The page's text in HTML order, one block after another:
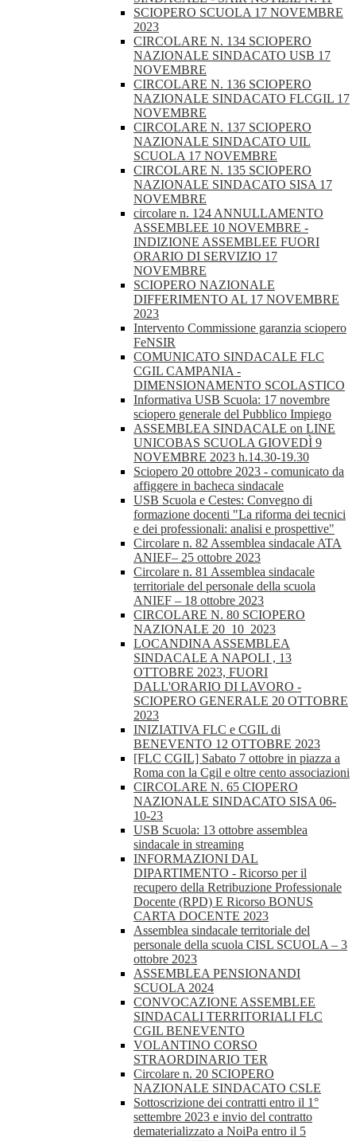
SCIOPERO SCUOLA 17 NOVEMBRE
2023
CIRCOLARE N. 134 SCIOPERO
NAZIONALE SINDACATO USB 17
NOVEMBRE
CIRCOLARE N. 136 SCIOPERO
NAZIONALE SINDACATO FLCGIL 17
NOVEMBRE
CIRCOLARE N. 137 SCIOPERO
NAZIONALE SINDACATO UIL
SCUOLA 17 NOVEMBRE
CIRCOLARE N. 135 SCIOPERO
NAZIONALE SINDACATO SISA 17
NOVEMBRE
circolare n. 124 ANNULLAMENTO
ASSEMBLEE 10 NOVEMBRE -
INDIZIONE ASSEMBLEE FUORI
ORARIO DI SERVIZIO 17
NOVEMBRE
SCIOPERO NAZIONALE
DIFFERIMENTO AL 17 NOVEMBRE
2023
Intervento Commissione garanzia sciopero
FeNSIR
COMUNICATO SINDACALE FLC
CGIL CAMPANIA -
DIMENSIONAMENTO SCOLASTICO
Informativa USB Scuola: 17 novembre
sciopero generale del Pubblico Impiego
ASSEMBLEA SINDACALE on LINE
UNICOBAS SCUOLA GIOVEDÌ 9
NOVEMBRE 2023 h.14.30-19.30
Sciopero 20 ottobre 2023 - comunicato da
affiggere in bacheca sindacale
USB Scuola e Cestes: Convegno di
formazione docenti "La riforma dei tecnici
e dei professionali: analisi e prospettive"
Circolare n. 82 Assemblea sindacale ATA
ANIEF– 25 ottobre 2023
Circolare n. 81 Assemblea sindacale
territoriale del personale della scuola
ANIEF – 18 ottobre 2023
CIRCOLARE N. 80 SCIOPERO
NAZIONALE 20_10_2023
LOCANDINA ASSEMBLEA
SINDACALE A NAPOLI , 13
OTTOBRE 2023, FUORI
DALL'ORARIO DI LAVORO -
SCIOPERO GENERALE 20 OTTOBRE
2023
INIZIATIVA FLC e CGIL di
BENEVENTO 12 OTTOBRE 2023
[FLC CGIL] Sabato 7 ottobre in piazza a
Roma con la Cgil e oltre cento associazioni
CIRCOLARE N. 65 CIOPERO
NAZIONALE SINDACATO SISA 06-
10-23
USB Scuola: 13 ottobre assemblea
sindacale in streaming
INFORMAZIONI DAL
DIPARTIMENTO - Ricorso per il
recupero della Retribuzione Professionale
Docente (RPD) E Ricorso BONUS
CARTA DOCENTE 2023
Assemblea sindacale territoriale del
personale della scuola CISL SCUOLA – 3
ottobre 2023
ASSEMBLEA PENSIONANDI
SCUOLA 2024
CONVOCAZIONE ASSEMBLEE
SINDACALI TERRITORIALI FLC
CGIL BENEVENTO
VOLANTINO CORSO
STRAORDINARIO TER
Circolare n. 20 SCIOPERO
NAZIONALE SINDACATO CSLE
Sottoscrizione dei contratti entro il 1°
settembre 2023 e invio del contratto
dematerializzato a NoiPa entro il 5